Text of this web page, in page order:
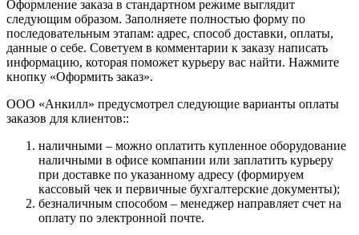
Оформление заказа в стандартном режиме выглядит
следующим образом. Заполняете полностью форму по
последовательным этапам: адрес, способ доставки, оплаты,
данные о себе. Советуем в комментарии к заказу написать
информацию, которая поможет курьеру вас найти. Нажмите
кнопку «Оформить заказ».
ООО «Анкилл» предусмотрел следующие варианты оплаты
заказов для клиентов::
наличными – можно оплатить купленное оборудование
наличными в офисе компании или заплатить курьеру
при доставке по указанному адресу (формируем
кассовый чек и первичные бухгалтерские документы);
безналичным способом – менеджер направляет счет на
оплату по электронной почте.